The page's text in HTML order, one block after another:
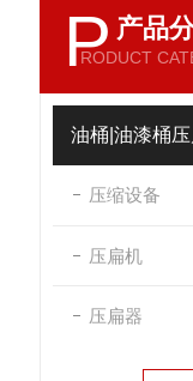
P 产品
RODUCT
油桶|油漆桶
压缩设备
压扁机
压扁器